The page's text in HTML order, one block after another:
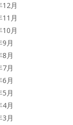
月
月
月
月
月
月
月
月
月
月